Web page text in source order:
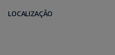
LOCALIZAÇÃO